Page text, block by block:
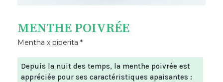
MENTHE POIVRÉE
Mentha x piperita *
Depuis la nuit des temps, la menthe poivrée est
appréciée pour ses caractéristiques apaisantes :